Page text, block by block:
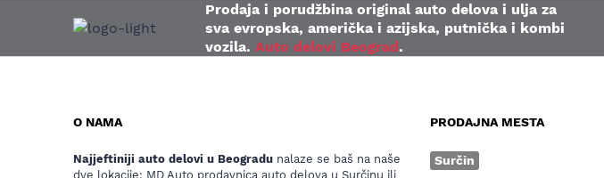
Prodaja i porudžbina original auto delova i ulja za
sva evropska, američka i azijska, putnička i kombi
vozila. Auto delovi Beograd.
O NAMA
Najjeftiniji auto delovi u Beogradu nalaze se baš na naše
dve lokacije: MD Auto prodavnica auto delova u Surčinu ili
PRODAJNA MESTA
Surčin